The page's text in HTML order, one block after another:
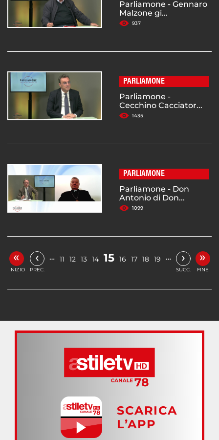
Parliamone - Gennaro
Malzone gi...
937
PARLIAMONE
Parliamone -
Cecchino Cacciator...
1435
PARLIAMONE
Parliamone - Don
Antonio di Don...
1099
«
INIZIO
‹
PREC.
… 11 12 13 14 15 16 17 18 19 … ›
SUCC.
»
FINE
SCARICA
L’APP